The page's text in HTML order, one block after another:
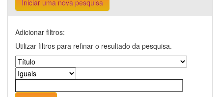
Iniciar uma nova pesquisa
Adicionar filtros:
Utilizar filtros para refinar o resultado da pesquisa.